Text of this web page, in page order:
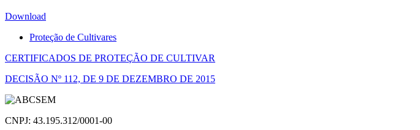
Download
Proteção de Cultivares
Navegação
de
Post
CERTIFICADOS DE PROTEÇÃO DE CULTIVAR
DECISÃO Nº 112, DE 9 DE DEZEMBRO DE 2015
CNPJ: 43.195.312/0001-00